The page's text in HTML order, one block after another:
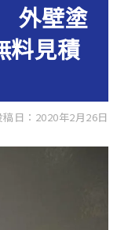
外壁塗
見積
稿日：2020年2月26日